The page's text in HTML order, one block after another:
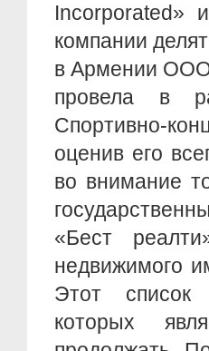
Incorporated»
компании
в Армении ООО
провела в
Спортивно-
оценив его
во внимание
«Бест
недвижимого
Этот список
которых